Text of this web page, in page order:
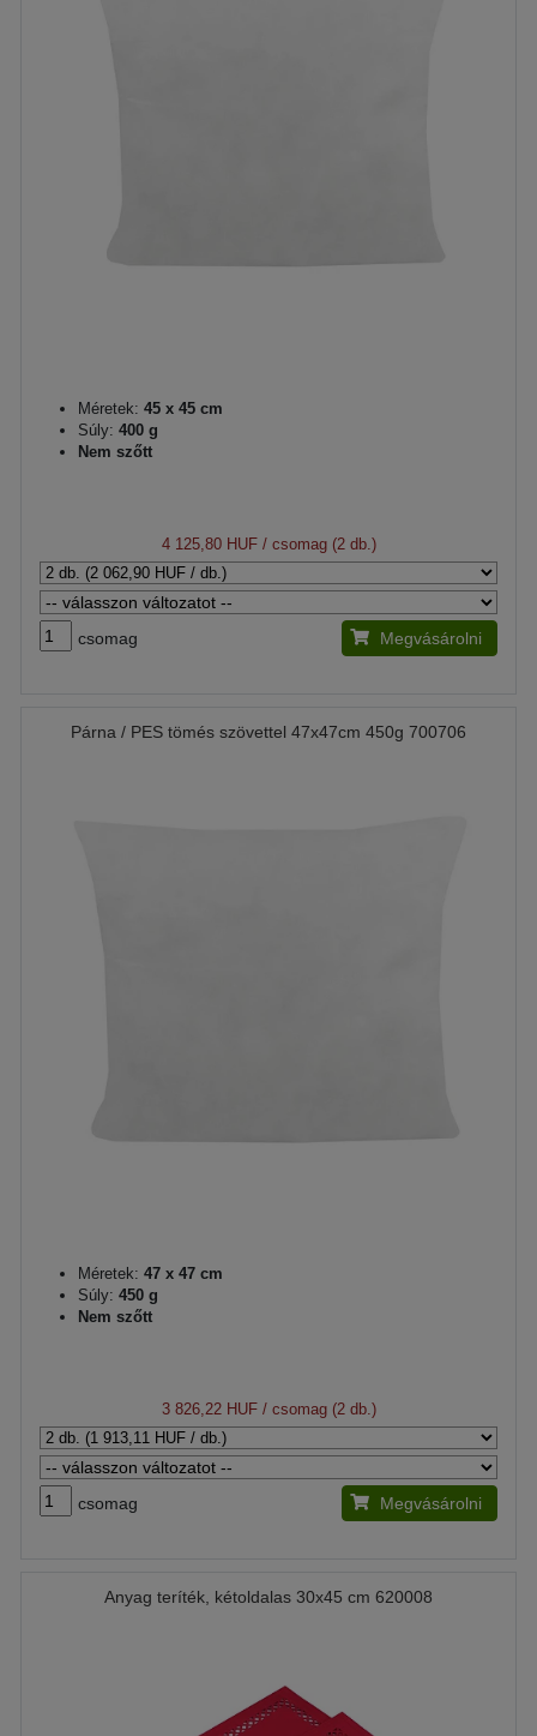
Méretek: 45 x 45 cm
Súly: 400 g
Nem szőtt
4 125,80 HUF/ csomag (2 db.)
csomag Megvásárolni
Párna / PES tömés szövettel 47x47cm 450g 700706
Méretek: 47 x 47 cm
Súly: 450 g
Nem szőtt
3 826,22 HUF/ csomag (2 db.)
csomag Megvásárolni
Anyag teríték, kétoldalas 30x45 cm 620008